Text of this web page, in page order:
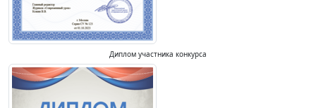
Диплом участника конкурса